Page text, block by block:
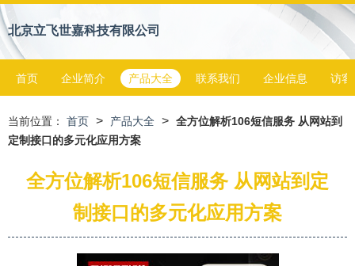
北京立飞世嘉科技有限公司
首页 企业简介 产品大全 联系我们 企业信息 访客
当前位置： 首页 > 产品大全 > 全方位解析106短信服务 从网站到
定制接口的多元化应用方案
全方位解析106短信服务 从网站到定
制接口的多元化应用方案